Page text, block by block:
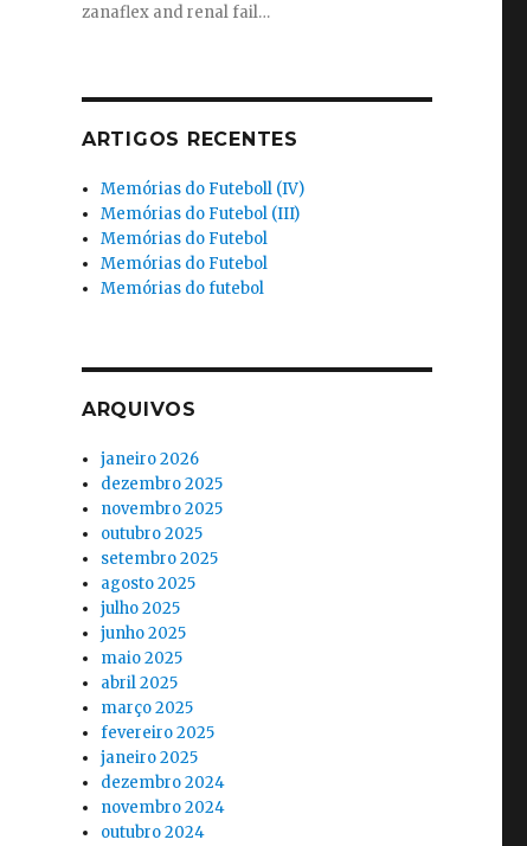
zanaflex and renal fail…
ARTIGOS RECENTES
Memórias do Futeboll (IV)
Memórias do Futebol (III)
Memórias do Futebol
Memórias do Futebol
Memórias do futebol
ARQUIVOS
janeiro 2026
dezembro 2025
novembro 2025
outubro 2025
setembro 2025
agosto 2025
julho 2025
junho 2025
maio 2025
abril 2025
março 2025
fevereiro 2025
janeiro 2025
dezembro 2024
novembro 2024
outubro 2024